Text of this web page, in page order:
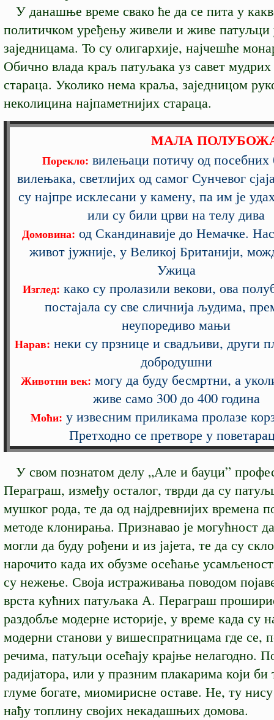
У данашње време свако ће да се пита у
политичком уређењу живели и живе патуљци
заједницама. То су олигархије, најчешће
Обично влада краљ патуљака уз савет
стараца. Уколико нема краља, заједницом
неколицина најпаметнијих стараца.
МАЛА
Порекло: вилењаци потичу од посебних
вилењака, светлијих од самог Сунчевог
су најпре исклесани у камену, па им је
или су били црви на телу дива
Домовина: од Скандинавије до Немачке.
живот јужније, у Великој Британији,
Ужица
Изглед: како су пролазили векови, ова
постајала су све сличнија људима,
неупоредиво мањи
Нарав: неки су прзнице и свадљиви, други
добродушни
Животни век: могу да буду бесмртни, а
живе само 300 до 400 година
Моћи: у извесним приликама пролазе
Претходно се претворе у
У свом познатом делу „Але и бауци”
Пераграш, између осталог, тврди да су
мушког рода, те да од најдревнијих времена
методе клонирања. Признавао је могућност
могли да буду рођени и из јајета, те да су
нарочито када их обузме осећање
су нежење. Своја истраживања поводом
врста кућних патуљака А. Пераграш
раздобље модерне историје, у време када су
модерни станови у вишеспратницама где се,
речима, патуљци осећају крајње нелагодно.
радијатора, или у празним плакарима који би
глуме богате, миомирисне оставе. Не, ту
нађу топлину својих некадашњих домова.